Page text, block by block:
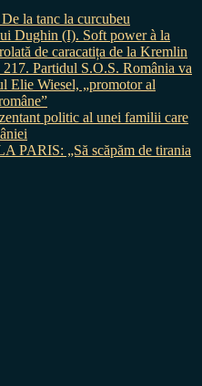
la tanc la curcubeu
Dughin (I). Soft power à la
de caracatița de la Kremlin
Partidul S.O.S. România va
Elie Wiesel, „promotor al
politic al unei familii care
PARIS: „Să scăpăm de tirania